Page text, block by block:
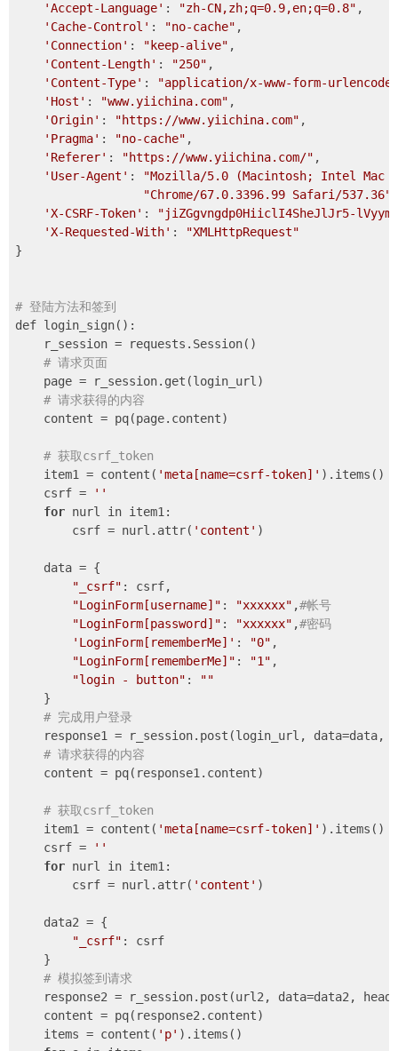
'Accept-Language' : "zh-CN,zh;q=0.9,en;q=0.8" ,
'Cache-Control' : "no-cache" ,
'Connection' : "keep-alive" ,
'Content-Length' : "250" ,
'Content-Type' :
"application/x-www-form-
'Host' : "www.yiichina.com" ,
'Origin' : "https://www.yiichina.com" ,
'Pragma' : "no-cache" ,
'Referer' : "https://www.yiichina.com/" ,
'User-Agent' :
"Mozilla/5.0 (Macintosh; Intel Mac
"Chrome/67.0.3396.99 Safari/537.36"
'X-CSRF-Token' :
"jiZGgvngdp0HiiclI4SheJlJr5-
'X-Requested-With' :
"XMLHttpRequest"
}
# 登陆方法和签到
def login_sign():
    r_session = requests.Session()
# 请求页面
    page = r_session.get(login_url)
# 请求获得的内容
    content = pq(page.content)
# 获取csrf_token
    item1 = content(
'meta[name=csrf-token]' ).items()
    csrf =
''
for nurl in item1:
        csrf = nurl.attr(
'content' )
    data = {
"_csrf" : csrf,
"LoginForm[username]" : "xxxxxx" ,#帐号
"LoginForm[password]" : "xxxxxx" ,#密码
'LoginForm[rememberMe]' : "0" ,
"LoginForm[rememberMe]" : "1" ,
"login - button" :
""
    }
# 完成用户登录
response1 = r_session.post(login_url, data=data,
# 请求获得的内容
    content = pq(response1.content)
# 获取csrf_token
    item1 = content(
'meta[name=csrf-token]' ).items()
    csrf =
''
for nurl in item1:
        csrf = nurl.attr(
'content' )
    data2 = {
"_csrf" : csrf
    }
# 模拟签到请求
response2 = r_session.post(url2, data=data2,
    content = pq(response2.content)
    items = content(
'p' ).items()